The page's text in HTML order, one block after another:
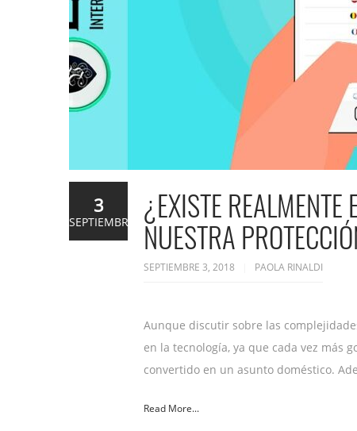
¿EXISTE
NUESTRA
SEPTIEMBRE 3, 2018 PAOLA RINALDI
Aunque discutir sobre las
en la tecnología, ya que cada vez más
convertido en un asunto doméstico.
Read More...
3
SEPTIEMBRE